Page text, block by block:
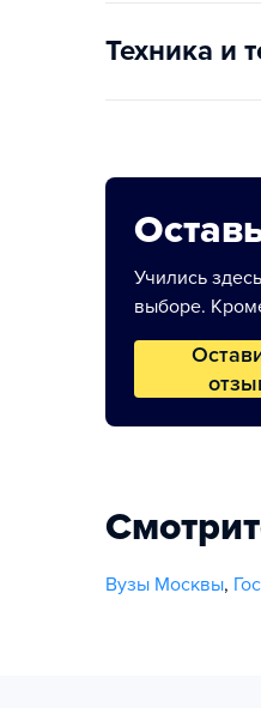
Техника и
Учились
выборе.
Вузы Москвы,